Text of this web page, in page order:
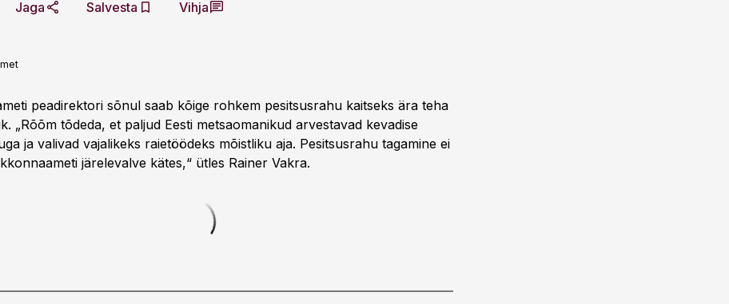
Jaga Salvesta Vihja
peadirektori sõnul saab kõige rohkem pesitsusrahu kaitseks ära teha
„Rõõm tõdeda, et paljud Eesti metsaomanikud arvestavad kevadise
ja valivad vajalikeks raietöödeks mõistliku aja. Pesitsusrahu tagamine ei
järelevalve kätes,“ ütles Rainer Vakra.